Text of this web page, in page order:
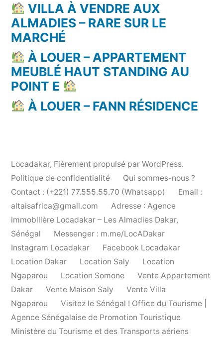
VILLA À VENDRE AUX
ALMADIES – RARE SUR LE
MARCHÉ
À LOUER – APPARTEMENT
MEUBLÉ HAUT STANDING AU
POINT E
À LOUER – FANN RÉSIDENCE
Locadakar, Fièrement propulsé par WordPress.
Politique de confidentialité
Qui sommes-nous ?
Contact : (+221) 77.555.55.70 (Whatsapp)
Email :
altaisafrica@gmail.com
Adresse : Agence
immobilière Locadakar – Les Almadies Dakar,
Sénégal
Messenger : m.me/LocADakar
Instagram Locadakar
Facebook Locadakar
Location Dakar
Location Saly
Location
Ngaparou
Location Somone
Vente Appartement
Dakar
Vente Maison Saly
Vente Villa
Ngaparou
Visitez le Sénégal ! Office du Tourisme |
Agence Sénégalaise de Promotion Touristique
Ministère du Tourisme et des Transports aériens